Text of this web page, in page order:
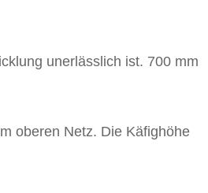
unerlässlich ist. 700 mm
oberen Netz. Die Käfighöhe